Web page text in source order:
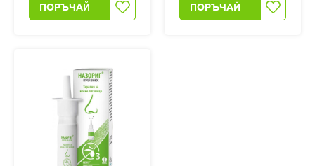
ПОРЪЧАЙ ПОРЪЧАЙ